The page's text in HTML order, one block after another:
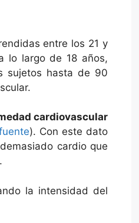
entre los 21 y
lo largo de 18 años,
sujetos hasta de 90
cardiovascular
). Con este dato
cardio que
la intensidad del